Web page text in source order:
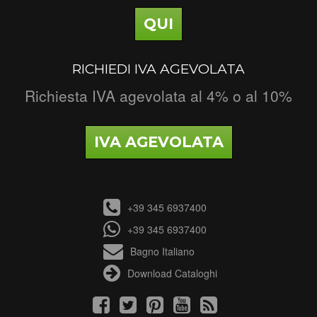
QUI
RICHIEDI IVA AGEVOLATA
Richiesta IVA agevolata al 4% o al 10%
IVA AGEVOLATA
+39 345 6937400
+39 345 6937400
Bagno Italiano
Download Cataloghi